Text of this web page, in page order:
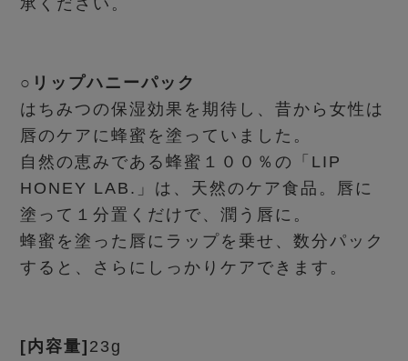
承ください。
○リップハニーパック
はちみつの保湿効果を期待し、昔から女性は
唇のケアに蜂蜜を塗っていました。
自然の恵みである蜂蜜１００％の「LIP
HONEY LAB.」は、天然のケア食品。唇に
塗って１分置くだけで、潤う唇に。
蜂蜜を塗った唇にラップを乗せ、数分パック
すると、さらにしっかりケアできます。
[内容量] 23g